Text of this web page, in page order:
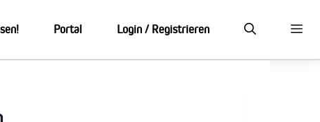
Portal Login / Registrieren